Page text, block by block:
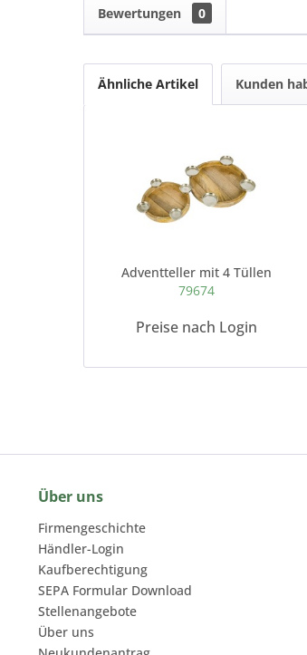
Bewertungen 0
Ähnliche Artikel Kunden
Adventteller mit 4 Tüllen
79674
Preise nach Login
Über uns
Firmengeschichte
Händler-Login
Kaufberechtigung
SEPA Formular Download
Stellenangebote
Über uns